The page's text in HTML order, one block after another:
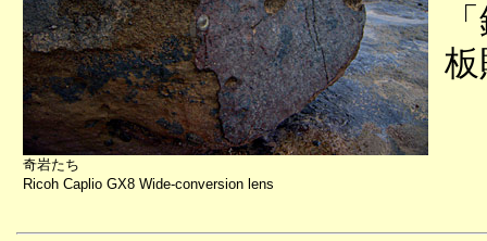
奇岩たち
Ricoh Caplio GX8 Wide-conversion lens